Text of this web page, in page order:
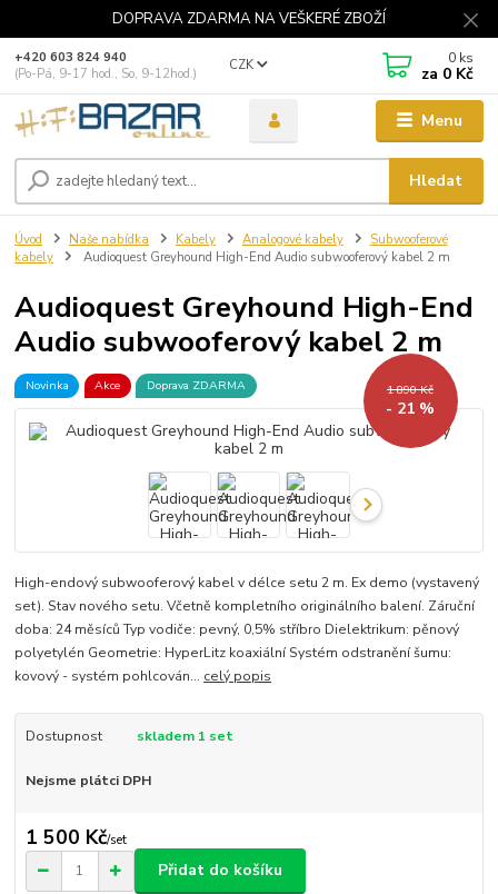
DOPRAVA ZDARMA NA VEŠKERÉ ZBOŽÍ
Menu
CZK
Hledat
+420 603 824 940
(Po-Pá, 9-17 hod., So, 9-12hod.)
0 ks
za 0 Kč
Úvod Naše nabídka Kabely Analogové kabely
Subwooferové
kabely
Audioquest Greyhound High-End Audio subwooferový kabel 2 m
Audioquest Greyhound High-End
Audio subwooferový kabel 2 m
Novinka Akce Doprava ZDARMA 1 890 Kč
- 21 %
High-endový subwooferový kabel v délce setu 2 m. Ex demo (vystavený
set). Stav nového setu. Včetně kompletního originálního balení. Záruční
doba: 24 měsíců Typ vodiče: pevný, 0,5% stříbro Dielektrikum: pěnový
polyetylén Geometrie: HyperLitz koaxiální Systém odstranění šumu:
kovový - systém pohlcován... celý popis
Dostupnost skladem 1 set
Nejsme plátci DPH
1 500 Kč/set
Přidat do košíku